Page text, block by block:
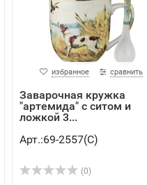
избранное сравнить
Заварочная кружка
"артемида" с ситом и
ложкой 3...
Арт.:69-2557(C)
(0)